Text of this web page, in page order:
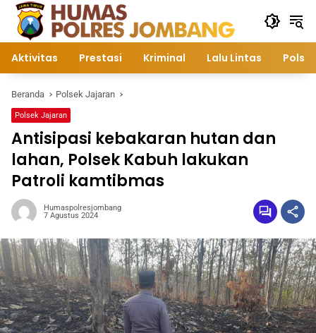
Langsung
konten
Aktivitas Prestasi Kriminal Lalu Lintas
Beranda Polsek Jajaran
Polsek Jajaran
Antisipasi kebakaran hutan dan
lahan, Polsek Kabuh lakukan
Patroli kamtibmas
Humaspolresjombang
7 Agustus 2024